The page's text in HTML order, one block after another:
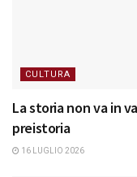
CULTURA
La storia non va in
preistoria
16 LUGLIO 2026